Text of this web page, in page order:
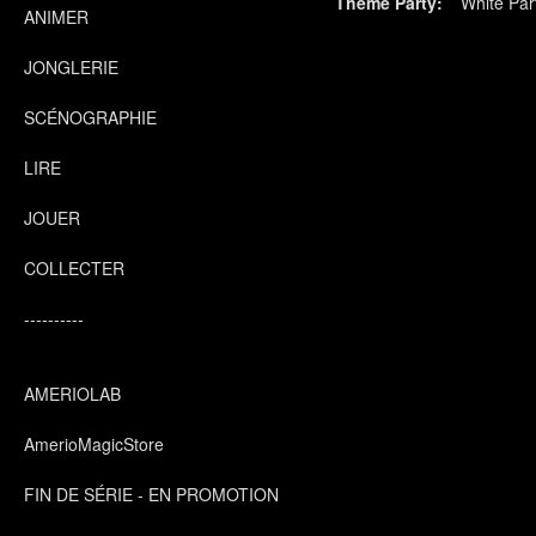
ANIMER
JONGLERIE
SCÉNOGRAPHIE
LIRE
JOUER
COLLECTER
----------
AMERIOLAB
AmerioMagicStore
FIN DE SÉRIE - EN PROMOTION